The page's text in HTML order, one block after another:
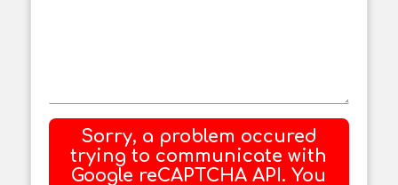
Sorry, a problem occured
trying to communicate with
Google reCAPTCHA API. You